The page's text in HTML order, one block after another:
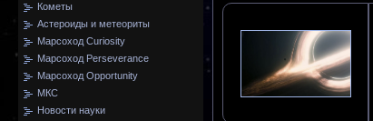
Кометы
Астероиды и метеориты
Марсоход Curiosity
Марсоход Perseverance
Марсоход Opportunity
МКС
Новости науки